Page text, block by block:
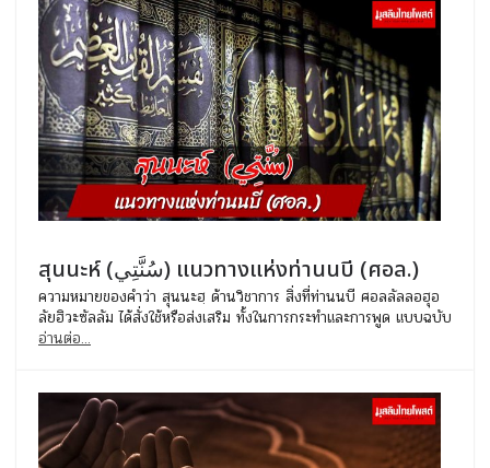
สุนนะห์ (سُنَّتِي) แนวทางแห่งท่านนบี (ศอล.)
ความหมายของคำว่า สุนนะฮฺ ด้านวิชาการ สิ่งที่ท่านนบี ศอลลัลลอฮุอ
ลัยฮิวะซัลลัม ได้สั่งใช้หรือส่งเสริม ทั้งในการกระทำและการพูด แบบฉบับ
อ่านต่อ...